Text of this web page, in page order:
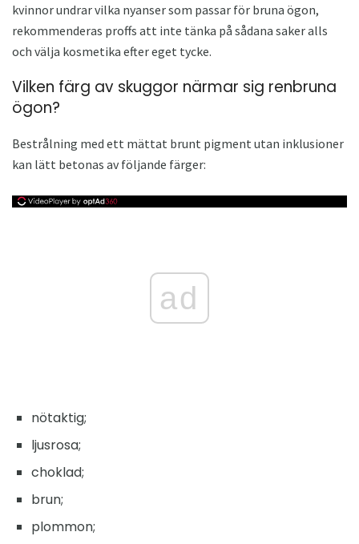
kvinnor undrar vilka nyanser som passar för bruna ögon,
rekommenderas proffs att inte tänka på sådana saker alls
och välja kosmetika efter eget tycke.
Vilken färg av skuggor närmar sig renbruna
ögon?
Bestrålning med ett mättat brunt pigment utan inklusioner
kan lätt betonas av följande färger:
ad
nötaktig;
ljusrosa;
choklad;
brun;
plommon;